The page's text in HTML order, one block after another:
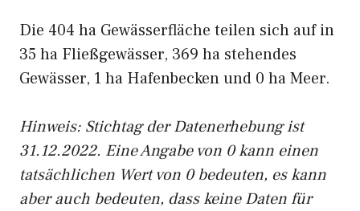
Die 404 ha Gewässerfläche teilen sich auf in
35 ha Fließgewässer, 369 ha stehendes
Gewässer, 1 ha Hafenbecken und 0 ha Meer.
Hinweis: Stichtag der Datenerhebung ist
31.12.2022. Eine Angabe von 0 kann einen
tatsächlichen Wert von 0 bedeuten, es kann
aber auch bedeuten, dass keine Daten für